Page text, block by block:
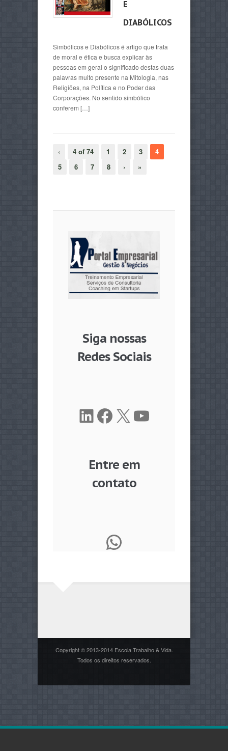
E
DIABÓLICOS
Simbólicos e Diabólicos é artigo que trata
de moral e ética e busca explicar às
pessoas em geral o significado destas duas
palavras muito presente na Mitologia, nas
Religiões, na Política e no Poder das
Corporações. No sentido simbólico
conferem […]
‹ 4 of 74 1 2 3
4
5
6 7 8 › »
Siga nossas
Redes Sociais
LinkedIn
Facebook
X Youtube
Entre em
contato
WhatsApp
Copyright © 2013-2014 Escola Trabalho & Vida.
Todos os direitos reservados.